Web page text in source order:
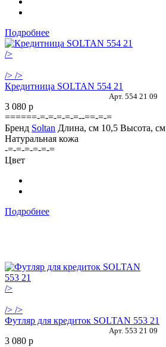
Подробнее
/>
/> />
Кредитница SOLTAN 554 21
Арт. 554 21 09
3 080 p
======-=-=-=-=-=--==-=-=
Бренд Soltan Длина, см 10,5 Высота, см
Натуральная кожа
-=-=-=-=-=-=
Цвет
Подробнее
/>
/> />
Футляр для кредиток SOLTAN 553 21
Арт. 553 21 09
3 080 p